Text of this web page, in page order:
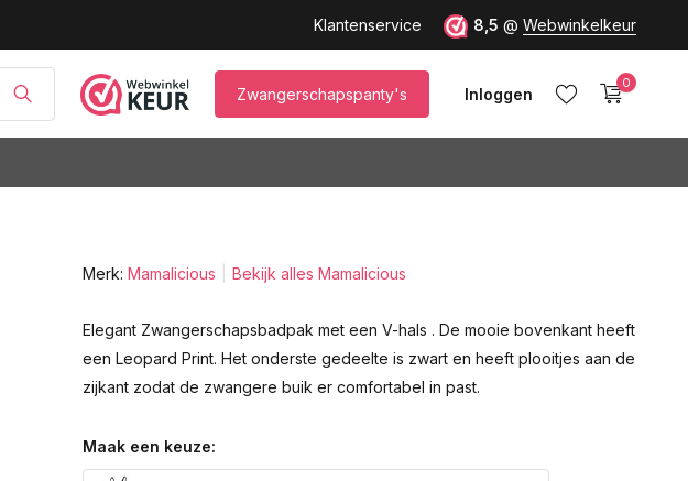
Klantenservice 8,5 @ Webwinkelkeur
Zwangerschapspanty's Inloggen
0
Merk: Mamalicious Bekijk alles Mamalicious
Elegant Zwangerschapsbadpak met een V-hals . De mooie bovenkant heeft
een Leopard Print. Het onderste gedeelte is zwart en heeft plooitjes aan de
zijkant zodat de zwangere buik er comfortabel in past.
Maak een keuze: